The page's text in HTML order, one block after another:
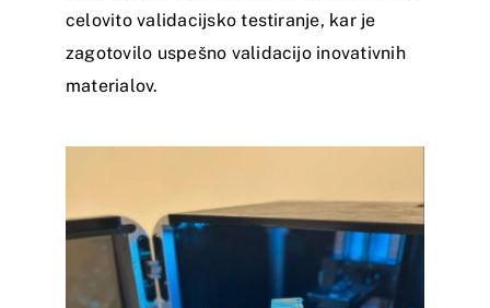
celovito validacijsko testiranje, kar je
zagotovilo uspešno validacijo inovativnih
materialov.